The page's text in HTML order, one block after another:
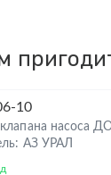
10
насоса
АЗ УРАЛ